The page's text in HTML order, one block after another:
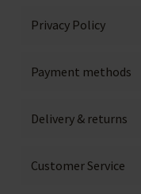
Privacy Policy
Payment methods
Delivery & returns
Customer Service